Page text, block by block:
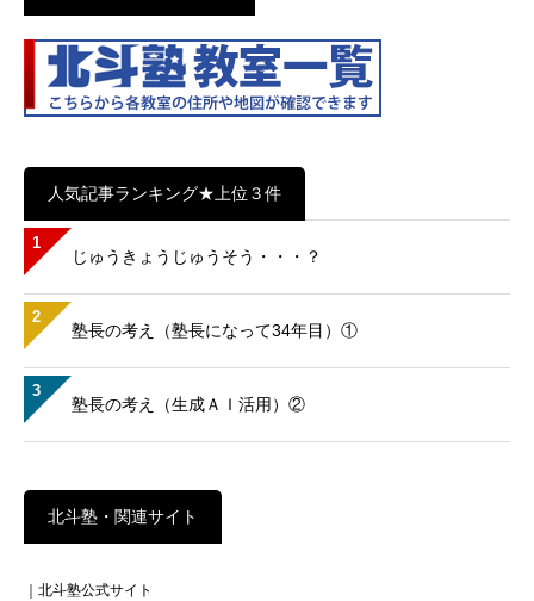
人気記事ランキング★上位３件
1
じゅうきょうじゅうそう・・・？
2
塾長の考え（塾長になって34年目）①
3
塾長の考え（生成ＡＩ活用）②
北斗塾・関連サイト
｜北斗塾公式サイト